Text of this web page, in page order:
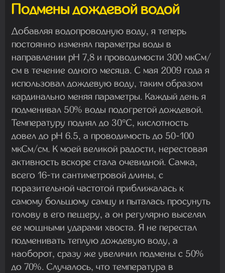
Подмены дождевой водой
Добавляя водопроводную воду, я теперь
постоянно изменял параметры воды в
направлении рН 7,8 и проводимости 300 мкСм/
см в течение одного месяца. С мая 2009 года я
использовал дождевую воду, таким образом
кардинально меняя параметры. Каждый день я
подменивал 50% воды подогретой дождевой.
Температуру поднял до 30°C, кислотность
довел до pH 6.5, а проводимость до 50-100
мкСм/см. К моей великой радости, нерестовая
активность вскоре стала очевидной. Самка,
всего 16-ти сантиметровой длины, с
поразительной частотой приближалась к
самому большому самцу и пыталась просунуть
голову в его пещеру, а он регулярно выселял
ее мощными ударами хвоста. Я не перестал
подменивать теплую дождевую воду, а
наоборот, сразу же увеличил подмены с 50%
до 70%. Случалось, что температура в